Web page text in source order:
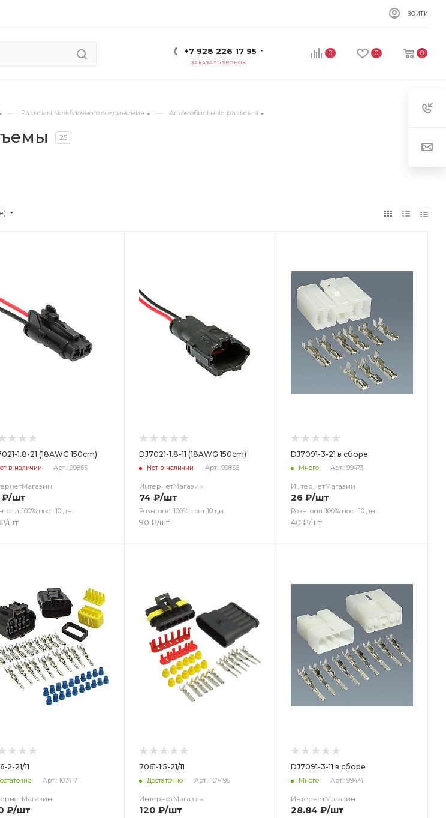
ВОЙТИ
0 0 0
+7 928 226 17 95
ЗАКАЗАТЬ ЗВОНОК
— Разъемы межблочного соединения — Автомобильные разъемы
25
1.8-21 (18AWG 150cm)
в наличии Арт.: 99855
₽/шт
опл.:100% пост 10 дн.
/шт
DJ7021-1.8-11 (18AWG 150cm)
Нет в наличии Арт.: 99856
ИнтернетМагазин
74 ₽/шт
Розн. опл.:100% пост 10 дн.
90₽/шт
DJ7091-3-21 в сборе
Много Арт.: 99473
ИнтернетМагазин
26 ₽/шт
Розн. опл.:100% пост 10 дн.
40₽/шт
2-21/11
Арт.: 107417
₽/шт
7061-1.5-21/11
Достаточно Арт.: 107496
ИнтернетМагазин
120 ₽/шт
DJ7091-3-11 в сборе
Много Арт.: 99474
ИнтернетМагазин
28.84 ₽/шт